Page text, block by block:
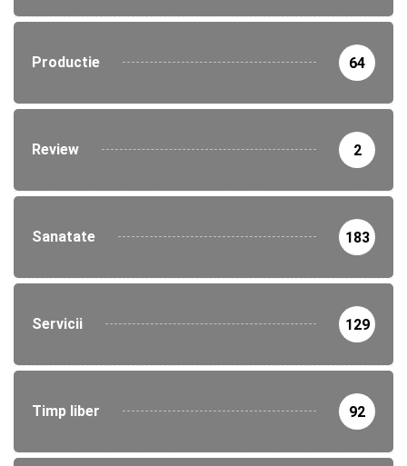
Productie 64
Review 2
Sanatate 183
Servicii 129
Timp liber 92